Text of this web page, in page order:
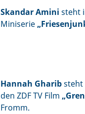
Skandar Amini steht
Miniserie
Hannah Gharibsteht
den ZDF TV Film
Fromm.